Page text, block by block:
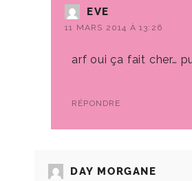
EVE
11 MARS 2014 À 13:26
arf oui ça fait cher…
RÉPONDRE
DAY MORGANE